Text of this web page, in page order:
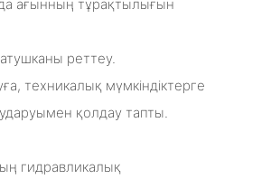
ағынның тұрақтылығын
реттеу.
техникалық мүмкіндіктерге
қолдау тапты.
гидравликалық